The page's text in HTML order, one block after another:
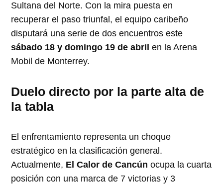
Sultana del Norte. Con la mira puesta en
recuperar el paso triunfal, el equipo caribeño
disputará una serie de dos encuentros este
sábado 18 y domingo 19 de abril en la Arena
Mobil de Monterrey.
Duelo directo por la parte alta de
la tabla
El enfrentamiento representa un choque
estratégico en la clasificación general.
Actualmente, El Calor de Cancún ocupa la cuarta
posición con una marca de 7 victorias y 3